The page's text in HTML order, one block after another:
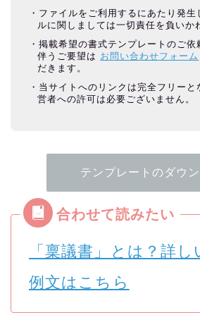
ファイルをご利用するにあたり発生
ルに関しましては一切責任を負いか
掲載希望の書式テンプレートのご依
伴うご要望は お問い合わせフォーム
だきます。
当サイトへのリンクは完全フリーと
営者への許可は必要ございません。
テンプレートのダウ
「稟議書」とは？詳し
例文はこちら